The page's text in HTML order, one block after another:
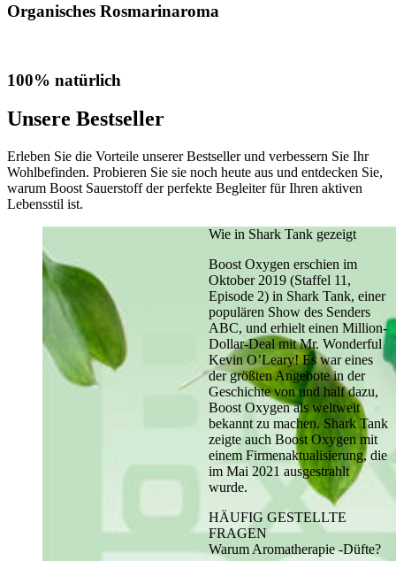
Organisches Rosmarinaroma
100% natürlich
Unsere Bestseller
Erleben Sie die Vorteile unserer Bestseller und verbessern Sie Ihr
Wohlbefinden. Probieren Sie sie noch heute aus und entdecken Sie,
warum Boost Sauerstoff der perfekte Begleiter für Ihren aktiven
Lebensstil ist.
Wie in Shark Tank gezeigt
Boost Oxygen erschien im
Oktober 2019 (Staffel 11,
Episode 2) in Shark Tank, einer
populären Show des Senders
ABC, und erhielt einen Million-
Dollar-Deal mit Mr. Wonderful
Kevin O’Leary! Es war eines
der größten Angebote in der
Geschichte von und half dazu,
Boost Oxygen als weltweit
bekannt zu machen. Shark Tank
zeigte auch Boost Oxygen mit
einem Firmenaktualisierung, die
im Mai 2021 ausgestrahlt
wurde.
HÄUFIG GESTELLTE
FRAGEN
Warum Aromatherapie -Düfte?